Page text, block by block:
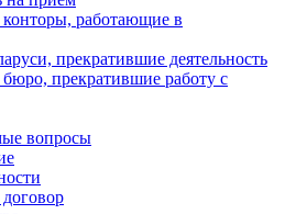
работающие в
прекратившие деятельность
прекратившие работу с
вопросы